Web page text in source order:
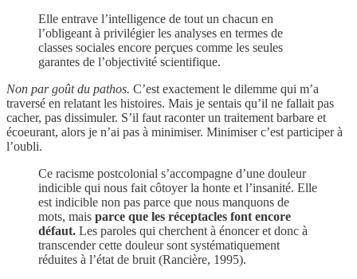
Elle entrave l’intelligence de tout un chacun en
l’obligeant à privilégier les analyses en termes de
classes sociales encore perçues comme les seules
garantes de l’objectivité scientifique.
Non par goût du pathos. C’est exactement le dilemme qui m’a
traversé en relatant les histoires. Mais je sentais qu’il ne fallait pas
cacher, pas dissimuler. S’il faut raconter un traitement barbare et
écoeurant, alors je n’ai pas à minimiser. Minimiser c’est participer à
l’oubli.
Ce racisme postcolonial s’accompagne d’une douleur
indicible qui nous fait côtoyer la honte et l’insanité. Elle
est indicible non pas parce que nous manquons de
mots, mais parce que les réceptacles font encore
défaut. Les paroles qui cherchent à énoncer et donc à
transcender cette douleur sont systématiquement
réduites à l’état de bruit (Rancière, 1995).